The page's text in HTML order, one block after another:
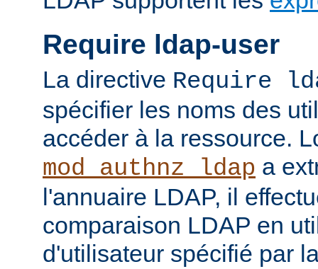
Require ldap-user
La directive Require
spécifier les noms des
accéder à la ressource.
mod_authnz_ldap a
l'annuaire LDAP, il
comparaison LDAP en
d'utilisateur spécifié par